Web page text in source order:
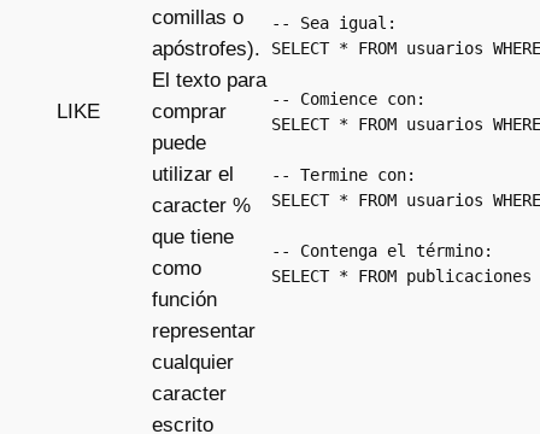
LIKE
comillas o
apóstrofes).
El texto para
comprar
puede
utilizar el
caracter %
que tiene
como
función
representar
cualquier
caracter
escrito
-- Sea igual:
SELECT * FROM usuarios
-- Comience con:
SELECT * FROM usuarios
-- Termine con:
SELECT * FROM usuarios
-- Contenga el término:
SELECT * FROM